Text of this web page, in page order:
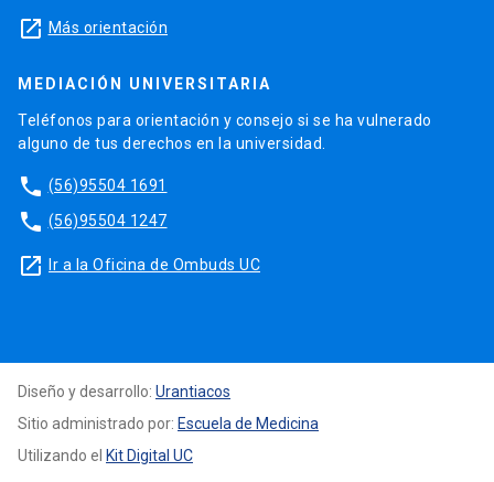
launch Más orientación
MEDIACIÓN UNIVERSITARIA
Teléfonos para orientación y consejo si se ha vulnerado
alguno de tus derechos en la universidad.
phone (56)95504 1691
phone (56)95504 1247
launch Ir a la Oficina de Ombuds UC
Diseño y desarrollo: Urantiacos
Sitio administrado por: Escuela de Medicina
Utilizando el Kit Digital UC